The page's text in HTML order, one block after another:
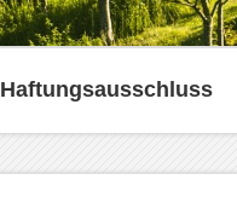
Haftungsausschluss